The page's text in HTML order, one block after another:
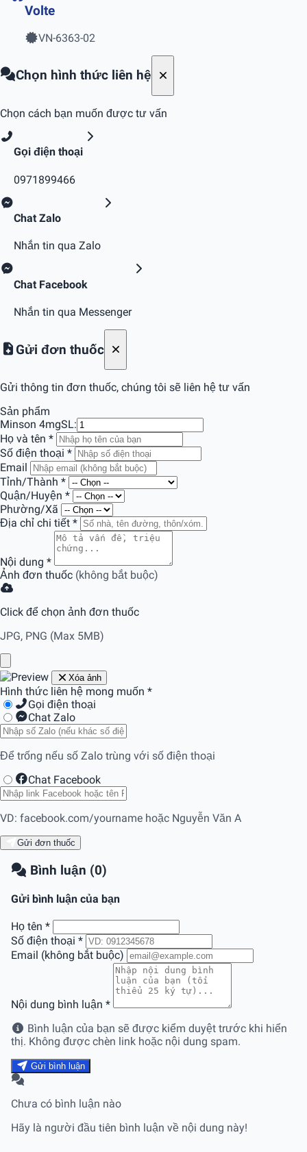
Volte
VN-6363-02
Chọn hình thức liên hệ
Chọn cách bạn muốn được tư vấn
Gọi điện thoại
0971899466
Chat Zalo
Nhắn tin qua Zalo
Chat Facebook
Nhắn tin qua Messenger
Gửi đơn thuốc
Gửi thông tin đơn thuốc, chúng tôi sẽ liên hệ tư vấn
Sản phẩm
Minson 4mgSL:
Họ và tên *
Số điện thoại *
Email
Tỉnh/Thành *
Quận/Huyện *
Phường/Xã
Địa chỉ chi tiết *
Nội dung *
Ảnh đơn thuốc (không bắt buộc)
Click để chọn ảnh đơn thuốc
JPG, PNG (Max 5MB)
Xóa ảnh
Hình thức liên hệ mong muốn *
Gọi điện thoại
Chat Zalo
Để trống nếu số Zalo trùng với số điện thoại
Chat Facebook
VD: facebook.com/yourname hoặc Nguyễn Văn A
Gửi đơn thuốc
Bình luận (0)
Gửi bình luận của bạn
Họ tên *
Số điện thoại *
Email (không bắt buộc)
Nội dung bình luận *
Bình luận của bạn sẽ được kiểm duyệt trước khi hiển
thị. Không được chèn link hoặc nội dung spam.
Gửi bình luận
Chưa có bình luận nào
Hãy là người đầu tiên bình luận về nội dung này!